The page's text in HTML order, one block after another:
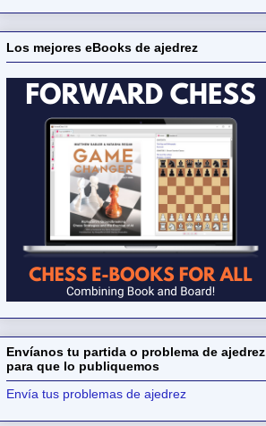
Los mejores eBooks de ajedrez
Envíanos tu partida o problema de ajedrez
para que lo publiquemos
Envía tus problemas de ajedrez